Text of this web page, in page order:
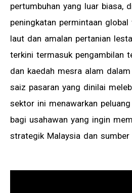
pertumbuhan yang luar biasa,
peningkatan permintaan global
laut dan amalan pertanian
terkini termasuk pengambilan
dan kaedah mesra alam dalam
saiz pasaran yang dinilai
sektor ini menawarkan
bagi usahawan yang ingin
strategik Malaysia dan sumber